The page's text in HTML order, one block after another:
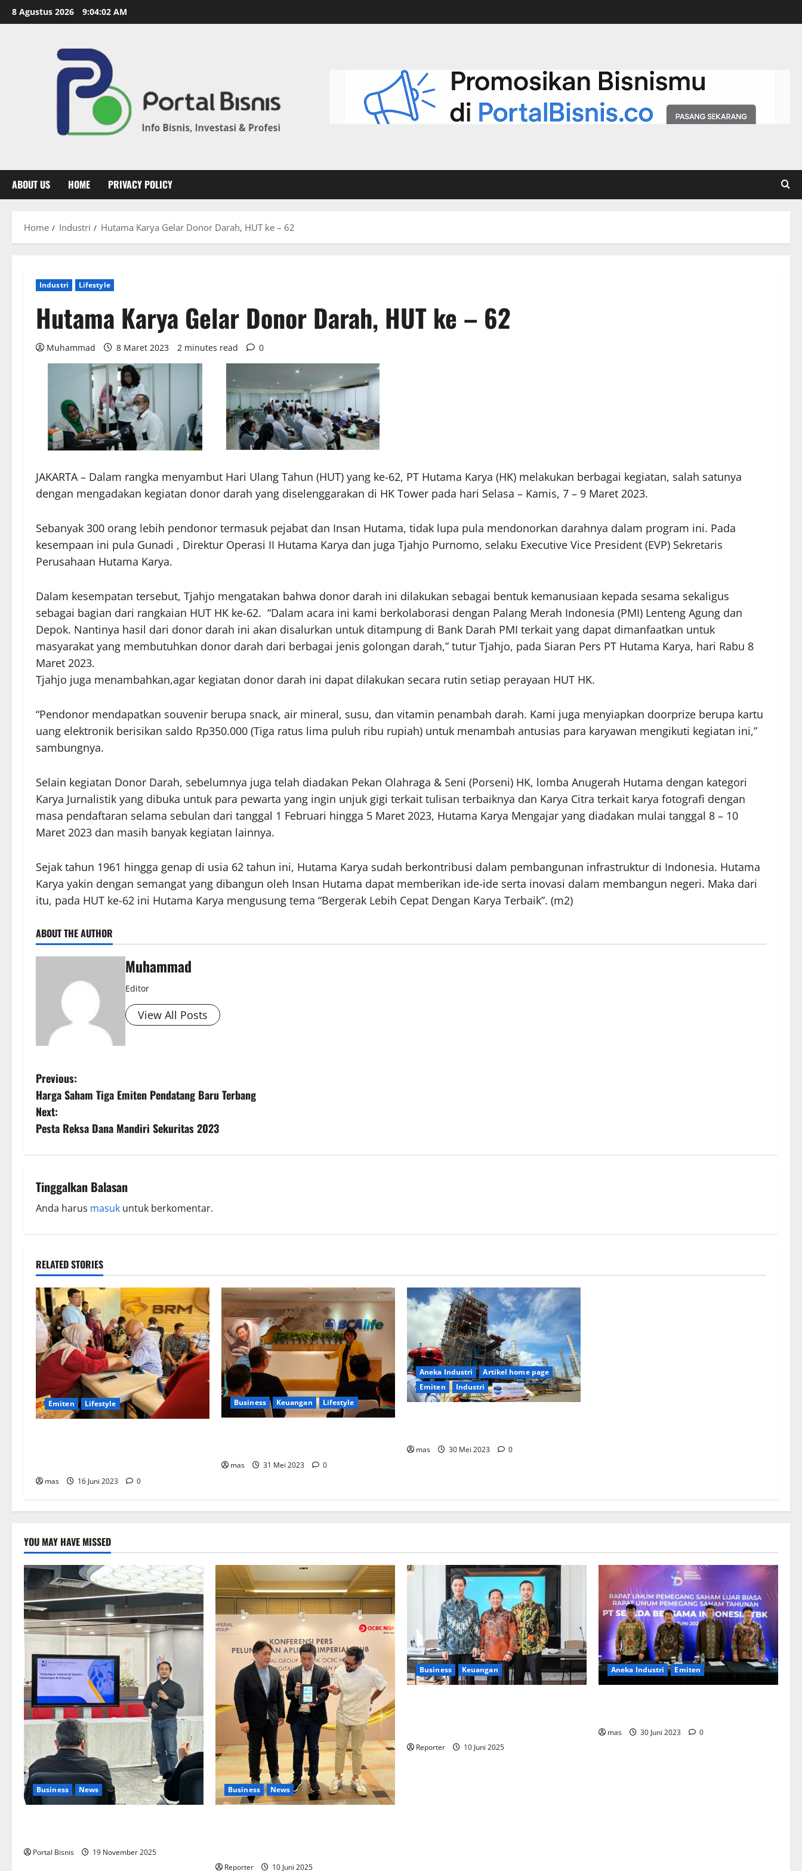
8 Agustus 2026 9:04:03 AM
ABOUT US HOME PRIVACY POLICY
Home Industri Hutama Karya Gelar Donor Darah, HUT ke – 62
Industri Lifestyle
Hutama Karya Gelar Donor Darah, HUT ke – 62
Muhammad 8 Maret 2023 2 minutes read 0
JAKARTA – Dalam rangka menyambut Hari Ulang Tahun (HUT) yang ke-62, PT Hutama Karya (HK) melakukan berbagai kegiatan, salah satunya
dengan mengadakan kegiatan donor darah yang diselenggarakan di HK Tower pada hari Selasa – Kamis, 7 – 9 Maret 2023.
Sebanyak 300 orang lebih pendonor termasuk pejabat dan Insan Hutama, tidak lupa pula mendonorkan darahnya dalam program ini. Pada
kesempaan ini pula Gunadi , Direktur Operasi II Hutama Karya dan juga Tjahjo Purnomo, selaku Executive Vice President (EVP) Sekretaris
Perusahaan Hutama Karya.
Dalam kesempatan tersebut, Tjahjo mengatakan bahwa donor darah ini dilakukan sebagai bentuk kemanusiaan kepada sesama sekaligus
sebagai bagian dari rangkaian HUT HK ke-62. “Dalam acara ini kami berkolaborasi dengan Palang Merah Indonesia (PMI) Lenteng Agung dan
Depok. Nantinya hasil dari donor darah ini akan disalurkan untuk ditampung di Bank Darah PMI terkait yang dapat dimanfaatkan untuk
masyarakat yang membutuhkan donor darah dari berbagai jenis golongan darah,” tutur Tjahjo, pada Siaran Pers PT Hutama Karya, hari Rabu 8
Maret 2023.
Tjahjo juga menambahkan,agar kegiatan donor darah ini dapat dilakukan secara rutin setiap perayaan HUT HK.
“Pendonor mendapatkan souvenir berupa snack, air mineral, susu, dan vitamin penambah darah. Kami juga menyiapkan doorprize berupa kartu
uang elektronik berisikan saldo Rp350.000 (Tiga ratus lima puluh ribu rupiah) untuk menambah antusias para karyawan mengikuti kegiatan ini,”
sambungnya.
Selain kegiatan Donor Darah, sebelumnya juga telah diadakan Pekan Olahraga & Seni (Porseni) HK, lomba Anugerah Hutama dengan kategori
Karya Jurnalistik yang dibuka untuk para pewarta yang ingin unjuk gigi terkait tulisan terbaiknya dan Karya Citra terkait karya fotografi dengan
masa pendaftaran selama sebulan dari tanggal 1 Februari hingga 5 Maret 2023, Hutama Karya Mengajar yang diadakan mulai tanggal 8 – 10
Maret 2023 dan masih banyak kegiatan lainnya.
Sejak tahun 1961 hingga genap di usia 62 tahun ini, Hutama Karya sudah berkontribusi dalam pembangunan infrastruktur di Indonesia. Hutama
Karya yakin dengan semangat yang dibangun oleh Insan Hutama dapat memberikan ide-ide serta inovasi dalam membangun negeri. Maka dari
itu, pada HUT ke-62 ini Hutama Karya mengusung tema “Bergerak Lebih Cepat Dengan Karya Terbaik”. (m2)
ABOUT THE AUTHOR
Muhammad
Editor
View All Posts
Previous:
Harga Saham Tiga Emiten Pendatang Baru Terbang
Next:
Pesta Reksa Dana Mandiri Sekuritas 2023
Tinggalkan Balasan
Anda harus masuk untuk berkomentar.
RELATED STORIES
Emiten Lifestyle
mas 16 Juni 2023 0
Business Keuangan Lifestyle
mas 31 Mei 2023 0
Aneka Industri
Artikel home page
Emiten
Industri
mas 30 Mei 2023 0
YOU MAY HAVE MISSED
Business News
Portal Bisnis 19 November 2025
Business News
Reporter 10 Juni 2025
Business Keuangan
Reporter 10 Juni 2025
Aneka Industri Emiten
mas 30 Juni 2023 0